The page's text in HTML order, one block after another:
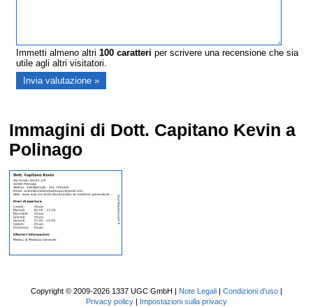
Immetti almeno altri100 caratteri per scrivere una recensione che sia
utile agli altri visitatori.
Immagini di Dott. Capitano Kevin a
Polinago
Copyright © 2009-2026 1337 UGC GmbH | Note Legali| Condizioni d'uso|
Privacy policy| Impostazioni sulla privacy